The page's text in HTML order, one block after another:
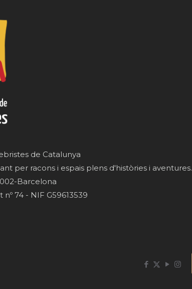
de Catalunya
per racons i espais plens d'històries i aventures.
Barcelona
74 - NIF G59613539